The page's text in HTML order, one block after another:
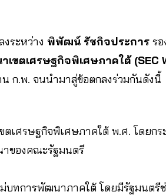
ระหว่าง พิพัฒน์ รัชกิจประการ ร
ขตเศรษฐกิจพิเศษภาคใต้ (SEC
ก.พ. จนนำมาสู่ข้อตกลงร่วมกันดังนี้
เศรษฐกิจพิเศษภาคใต้ พ.ศ. โดยก
าของคณะรัฐมนตรี
ทการพัฒนาภาคใต้ โดยมีรัฐมนตรีช่